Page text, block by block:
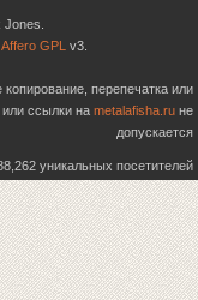
GPL v3.
перепечатка или
ссылки на metalafisha.ru не
допускается
уникальных посетителей